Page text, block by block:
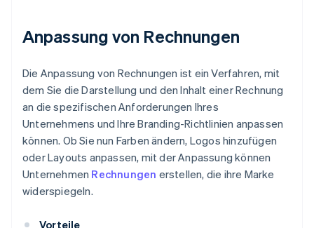
Anpassung von Rechnungen
Die Anpassung von Rechnungen ist ein Verfahren, mit
dem Sie die Darstellung und den Inhalt einer Rechnung
an die spezifischen Anforderungen Ihres
Unternehmens und Ihre Branding-Richtlinien anpassen
können. Ob Sie nun Farben ändern, Logos hinzufügen
oder Layouts anpassen, mit der Anpassung können
Unternehmen Rechnungen erstellen, die ihre Marke
widerspiegeln.
Vorteile